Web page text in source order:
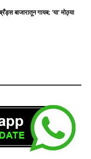
बाजारातून गायब; 'या' मोठ्या